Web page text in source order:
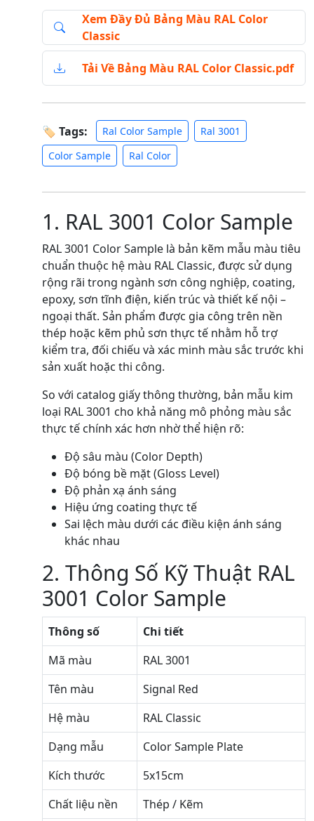
Xem Đầy Đủ Bảng Màu RAL Color
Classic
Tải Về Bảng Màu RAL Color Classic.pdf
🏷 Tags: Ral Color Sample
Ral 3001
Color Sample
Ral Color
1. RAL 3001 Color Sample
RAL 3001 Color Sample là bản kẽm mẫu màu tiêu
chuẩn thuộc hệ màu RAL Classic, được sử dụng
rộng rãi trong ngành sơn công nghiệp, coating,
epoxy, sơn tĩnh điện, kiến trúc và thiết kế nội –
ngoại thất. Sản phẩm được gia công trên nền
thép hoặc kẽm phủ sơn thực tế nhằm hỗ trợ
kiểm tra, đối chiếu và xác minh màu sắc trước khi
sản xuất hoặc thi công.
So với catalog giấy thông thường, bản mẫu kim
loại RAL 3001 cho khả năng mô phỏng màu sắc
thực tế chính xác hơn nhờ thể hiện rõ:
Độ sâu màu (Color Depth)
Độ bóng bề mặt (Gloss Level)
Độ phản xạ ánh sáng
Hiệu ứng coating thực tế
Sai lệch màu dưới các điều kiện ánh sáng
khác nhau
2. Thông Số Kỹ Thuật RAL
3001 Color Sample
Thông số
Chi tiết
Mã màu
RAL 3001
Tên màu
Signal Red
Hệ màu
RAL Classic
Dạng mẫu
Color Sample Plate
Kích thước
5x15cm
Chất liệu nền
Thép / Kẽm